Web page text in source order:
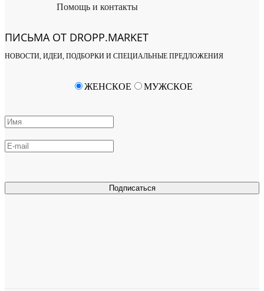
Помощь и контакты
ПИСЬМА ОТ DROPP.MARKET
НОВОСТИ, ИДЕИ, ПОДБОРКИ И СПЕЦИАЛЬНЫЕ ПРЕДЛОЖЕНИЯ
Подписаться
ЖЕНСКОЕ МУЖСКОЕ